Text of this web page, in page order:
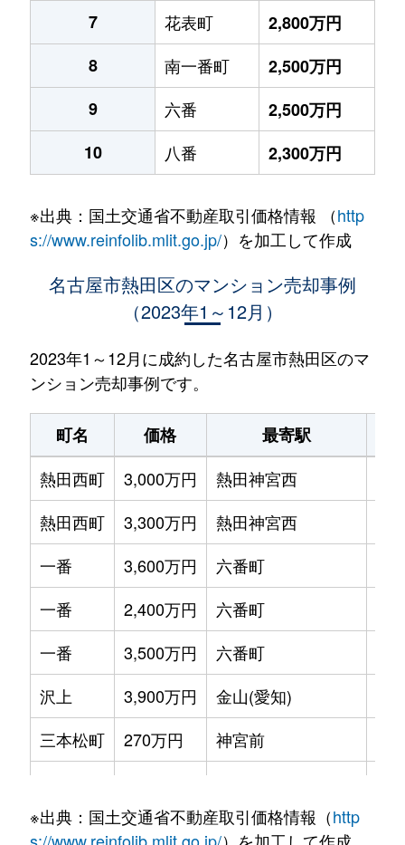
7
花表町
2,800万円
8
南一番町
2,500万円
9
六番
2,500万円
10
八番 2,300万円
※出典：国土交通省不動産取引価格情報 （http
s://www.reinfolib.mlit.go.jp/）を加工して作成
名古屋市熱田区のマンション売却事例
（2023年1～12月）
2023年1～12月に成約した名古屋市熱田区のマ
ンション売却事例です。
町名 価格 最寄駅
熱田西町
3,000万円 熱田神宮西
熱田西町
3,300万円 熱田神宮西
一番
3,600万円 六番町
一番
2,400万円 六番町
一番
3,500万円 六番町
沢上
3,900万円 金山(愛知)
三本松町
270万円 神宮前
須賀町
300万円 熱田神宮伝馬町
※出典：国土交通省不動産取引価格情報（http
s://www.reinfolib.mlit.go.jp/）を加工して作成